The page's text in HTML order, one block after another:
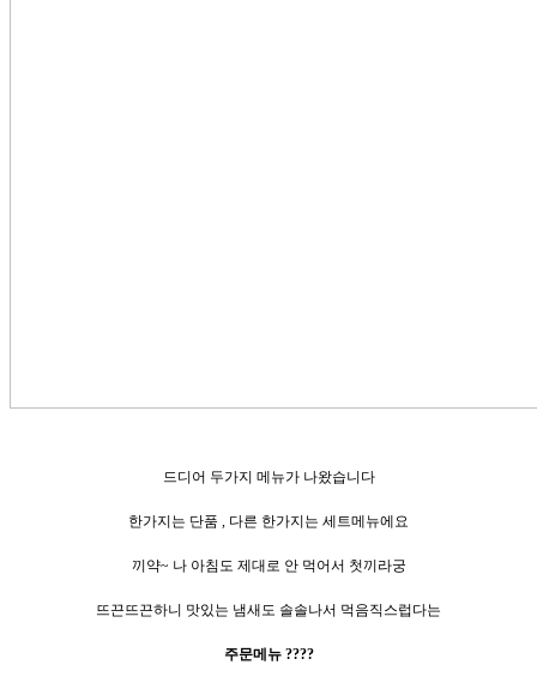
드디어 두가지 메뉴가 나왔습니다
한가지는 단품 , 다른 한가지는 세트메뉴에요
끼약~ 나 아침도 제대로 안 먹어서 첫끼라궁
뜨끈뜨끈하니 맛있는 냄새도 솔솔나서 먹음직스럽다는
주문메뉴 ????